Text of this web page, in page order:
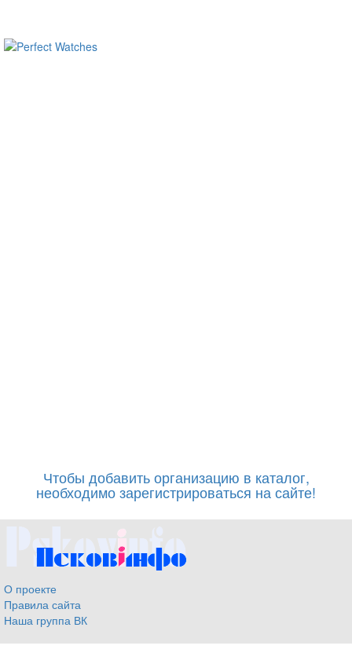
Чтобы добавить организацию в каталог,
необходимо зарегистрироваться на сайте!
О проекте
Правила сайта
Наша группа ВК